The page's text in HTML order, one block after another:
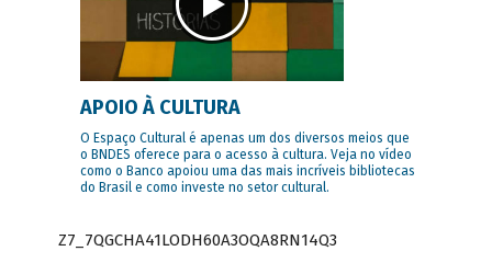
APOIO À CULTURA
O Espaço Cultural é apenas um dos diversos meios que
o BNDES oferece para o acesso à cultura. Veja no vídeo
como o Banco apoiou uma das mais incríveis bibliotecas
do Brasil e como investe no setor cultural.
Z7_7QGCHA41LODH60A3OQA8RN14Q3